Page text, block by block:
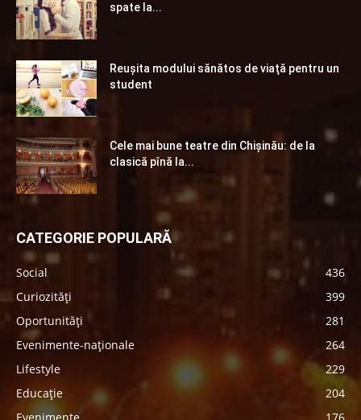
spate la...
Reuşita modului sănătos de viaţă pentru un
student
Cele mai bune teatre din Chişinău: de la
clasică pînă la...
CATEGORIE POPULARĂ
Social
436
Curiozități
399
Oportunități
281
Evenimente-naționale
264
Lifestyle
229
Educație
204